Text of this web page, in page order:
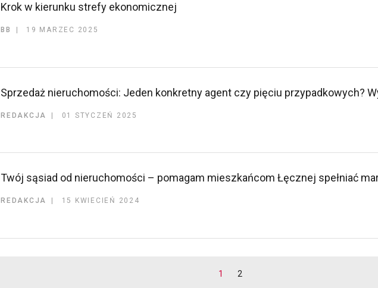
Krok w kierunku strefy ekonomicznej
BB 19 MARZEC 2025
Sprzedaż nieruchomości: Jeden konkretny agent czy pięciu przypadkowych?
REDAKCJA 01 STYCZEŃ 2025
Twój sąsiad od nieruchomości – pomagam mieszkańcom Łęcznej spełniać
REDAKCJA 15 KWIECIEŃ 2024
1 2